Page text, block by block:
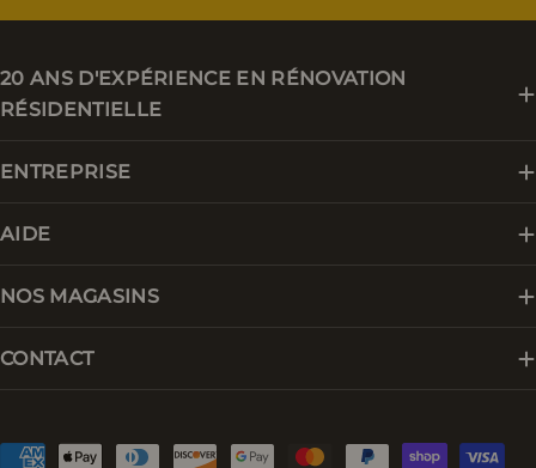
20 ANS D'EXPÉRIENCE EN RÉNOVATION
RÉSIDENTIELLE
ENTREPRISE
AIDE
NOS MAGASINS
CONTACT
Modes